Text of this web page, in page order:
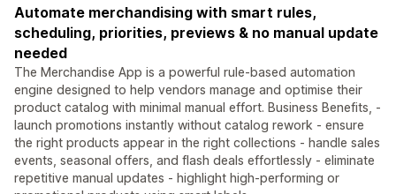
Automate merchandising with smart rules,
scheduling, priorities, previews & no manual update
needed
The Merchandise App is a powerful rule-based automation
engine designed to help vendors manage and optimise their
product catalog with minimal manual effort. Business Benefits, -
launch promotions instantly without catalog rework - ensure
the right products appear in the right collections - handle sales
events, seasonal offers, and flash deals effortlessly - eliminate
repetitive manual updates - highlight high-performing or